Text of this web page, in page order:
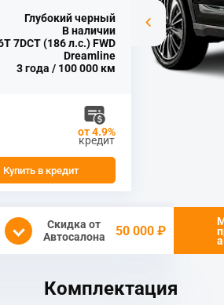
Глубокий черный
В наличии
7DCT (186 л.с.) FWD
Dreamline
3 года / 100 000 км
от 4.9%
кредит
Купить в кредит
Скидка от
Автосалона
50 000 ₽
Комплектация